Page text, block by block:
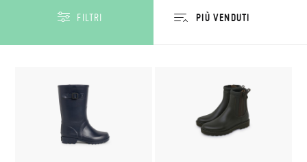
FILTRI